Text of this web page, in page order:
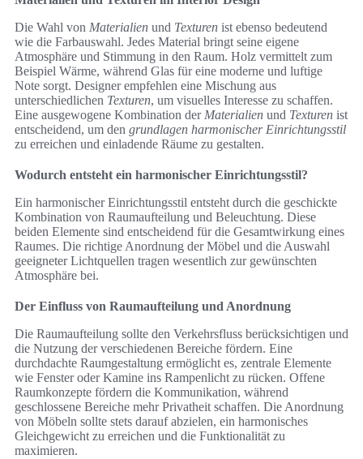
Die Wahl von Materialien und Texturen ist ebenso bedeutend
wie die Farbauswahl. Jedes Material bringt seine eigene
Atmosphäre und Stimmung in den Raum. Holz vermittelt zum
Beispiel Wärme, während Glas für eine moderne und luftige
Note sorgt. Designer empfehlen eine Mischung aus
unterschiedlichen Texturen, um visuelles Interesse zu schaffen.
Eine ausgewogene Kombination der Materialien und Texturen ist
entscheidend, um den grundlagen harmonischer Einrichtungsstil
zu erreichen und einladende Räume zu gestalten.
Wodurch entsteht ein harmonischer Einrichtungsstil?
Ein harmonischer Einrichtungsstil entsteht durch die geschickte
Kombination von Raumaufteilung und Beleuchtung. Diese
beiden Elemente sind entscheidend für die Gesamtwirkung eines
Raumes. Die richtige Anordnung der Möbel und die Auswahl
geeigneter Lichtquellen tragen wesentlich zur gewünschten
Atmosphäre bei.
Der Einfluss von Raumaufteilung und Anordnung
Die Raumaufteilung sollte den Verkehrsfluss berücksichtigen und
die Nutzung der verschiedenen Bereiche fördern. Eine
durchdachte Raumgestaltung ermöglicht es, zentrale Elemente
wie Fenster oder Kamine ins Rampenlicht zu rücken. Offene
Raumkonzepte fördern die Kommunikation, während
geschlossene Bereiche mehr Privatheit schaffen. Die Anordnung
von Möbeln sollte stets darauf abzielen, ein harmonisches
Gleichgewicht zu erreichen und die Funktionalität zu
maximieren.